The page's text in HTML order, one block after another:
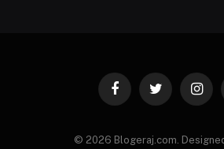
FacebookTwitter
© 2026 Blogeraj.com.